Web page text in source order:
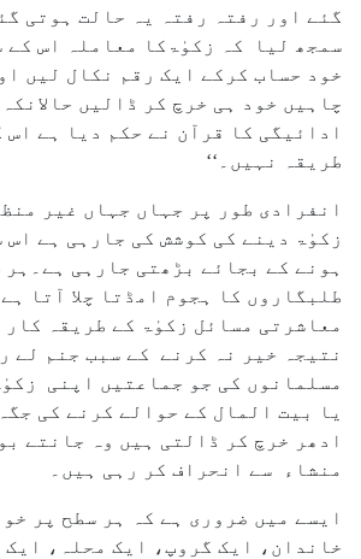
گئے اور رفتہ رفتہ یہ حالت ہوتی
سمجھ لیا کہ زکوٰۃکا معاملہ اس کے
خود حساب کرکے ایک رقم نکال لیں
چاہیں خود ہی خرچ کر ڈالیں
ادائیگی کا قرآن نے حکم دیا ہے اس
طریقہ نہیں۔‘‘
انفرادی طور پر جہاں جہاں غیر
زکوٰۃ دینے کی کوشش کی جارہی ہے اس
ہونے کے بجائے بڑھتی جارہی ہے۔ہر
طلبگاروں کا ہجوم امڈتا چلا آتا
معاشرتی مسائل زکوٰۃ کے طریقہ کار
نتیجہ خیر نہ کرنے کے سبب جنم لے
مسلمانوں کی جو جماعتیں اپنی
یا بیت المال کے حوالے کرنے کی
ادھر خرچ کر ڈالتی ہیں وہ جانتے
منشاء سے انحراف کر رہی ہیں۔
ایسے میں ضروری ہے کہ ہر سطح پر
خاندان، ایک گروپ، ایک محلہ،